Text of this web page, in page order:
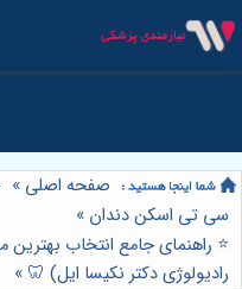
صفحه اصلی »
سی تی اسکن دندان »
⭐️ راهنمای جامع انتخاب
رادیولوژی دکتر نکیسا ایل) 🦷 »